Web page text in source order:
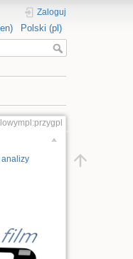
Polski (pl)
Zaloguj
analizy